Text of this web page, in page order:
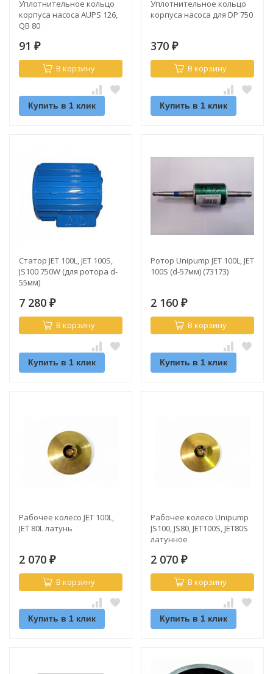
Уплотнительное кольцо
корпуса насоса AUPS 126,
QB 80
91 ₽
В корзину
Купить в 1 клик
Уплотнительное кольцо
корпуса насоса для DP 750
370 ₽
В корзину
Купить в 1 клик
Статор JET 100L, JET 100S,
JS100 750W (для ротора d-
55мм)
7 280 ₽
В корзину
Купить в 1 клик
Ротор Unipump JET 100L, JET
100S (d-57мм) (73173)
2 160 ₽
В корзину
Купить в 1 клик
Рабочее колесо JET 100L,
JET 80L латунь
2 070 ₽
В корзину
Купить в 1 клик
Рабочее колесо Unipump
JS100, JS80, JET100S, JET80S
латунное
2 070 ₽
В корзину
Купить в 1 клик